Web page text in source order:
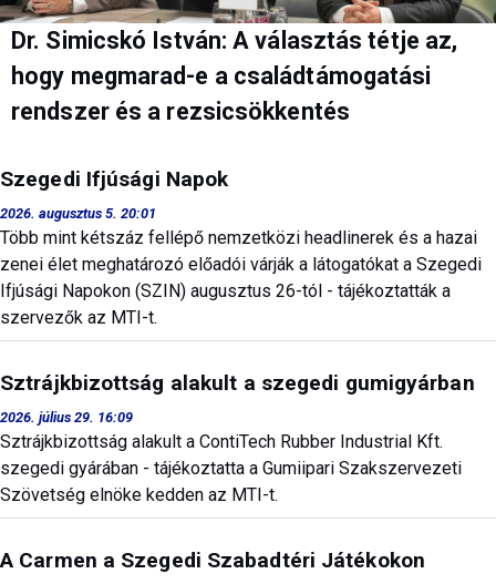
Dr. Simicskó István: A választás tétje az,
hogy megmarad-e a családtámogatási
rendszer és a rezsicsökkentés
Szegedi Ifjúsági Napok
2026. augusztus 5. 20:01
Több mint kétszáz fellépő nemzetközi headlinerek és a hazai
zenei élet meghatározó előadói várják a látogatókat a Szegedi
Ifjúsági Napokon (SZIN) augusztus 26-tól - tájékoztatták a
szervezők az MTI-t.
Sztrájkbizottság alakult a szegedi gumigyárban
2026. július 29. 16:09
Sztrájkbizottság alakult a ContiTech Rubber Industrial Kft.
szegedi gyárában - tájékoztatta a Gumiipari Szakszervezeti
Szövetség elnöke kedden az MTI-t.
A Carmen a Szegedi Szabadtéri Játékokon